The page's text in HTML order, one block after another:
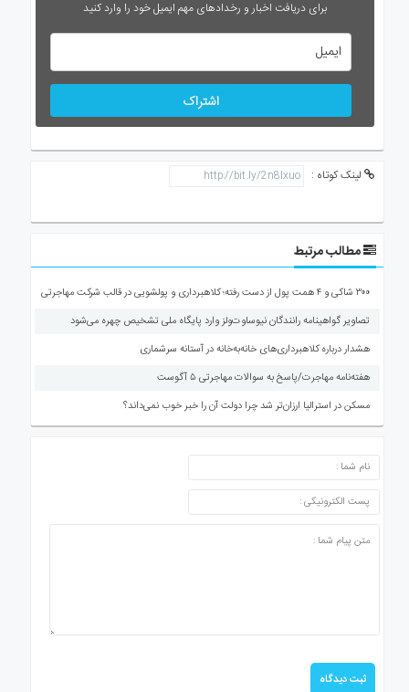
برای دریافت اخبار و رخدادهای مهم ایمیل خود را وارد کنید
اشتراک
لینک کوتاه :
مطالب مرتبط
۳۰۰ شاکی و ۴ همت پول از دست رفته؛ کلاهبرداری و پولشویی در قالب شرکت مهاجرتی
تصاویر گواهینامه رانندگان نیوساوت‌ولز وارد پایگاه ملی تشخیص چهره می‌شود
هشدار درباره کلاهبرداری‌های خانه‌به‌خانه در آستانه سرشماری
هفته‌نامه مهاجرت/پاسخ به سوالات مهاجرتی ۵ آگوست
مسکن در استرالیا ارزان‌تر شد چرا دولت آن را خبر خوب نمی‌داند؟
ارسال دیدگاه